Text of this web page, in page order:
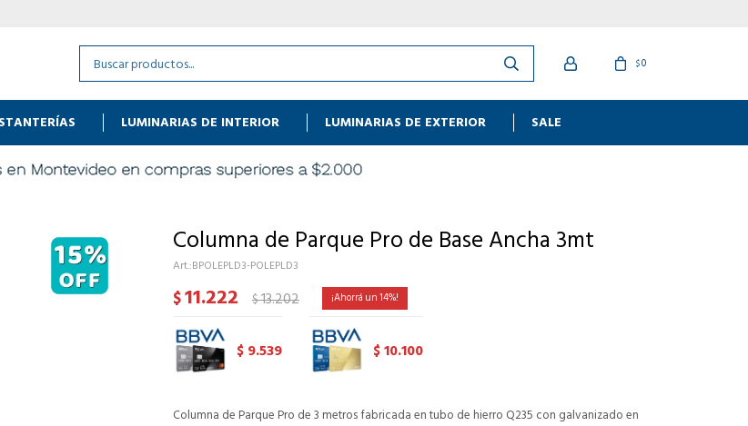
LUMINARIAS DE INTERIOR LUMINARIAS DE EXTERIOR SALE
$0
Columna de Parque Pro de Base Ancha 3mt
BPOLEPLD3-POLEPLD3
$11.222 $13.202 14
$ 9.539 $10.100
Columna de Parque Pro de 3 metros fabricada en tubo de hierro Q235 con galvanizado en